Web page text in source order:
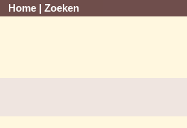
Home Zoeken